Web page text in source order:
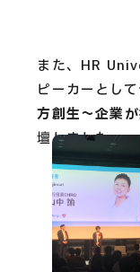
また、HR
ピーカーとし
方創生～企業
壇しました。